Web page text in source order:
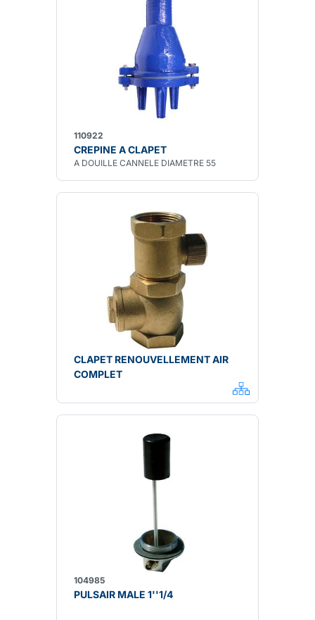
110922
CREPINE A CLAPET
A DOUILLE CANNELE DIAMETRE 55
CLAPET RENOUVELLEMENT AIR
COMPLET
104985
PULSAIR MALE 1''1/4